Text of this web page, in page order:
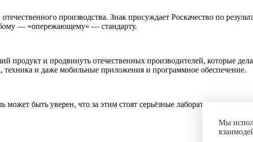
производства. Знак присуждает Роскачество по
— «опережающему» — стандарту.
и продвинуть отечественных производителей, которые
и даже мобильные приложения и программное обеспечение.
быть уверен, что за этим стоят серьёзные лабораторные
Мы